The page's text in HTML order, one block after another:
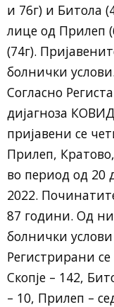
и 76г) и Битола
лице од Прилеп
(74г).
болнички услови.
Согласно
дијагноза
пријавени се
Прилеп,
во период од 20
2022.
87 години. Од
болнички
Регистрирани
Скопје – 142,
– 10, Прилеп –